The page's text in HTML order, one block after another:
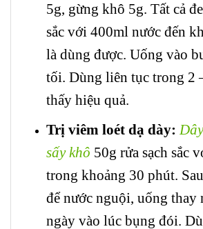
5g, gừng khô 5g. Tất cả
sắc với 400ml nước đến
là dùng được. Uống vào
tối. Dùng liên tục trong 2
thấy hiệu quả.
Trị viêm loét dạ dày:
sấy khô 50g rửa sạch sắc
trong khoảng 30 phút.
để nước nguội, uống thay
ngày vào lúc bụng đói.